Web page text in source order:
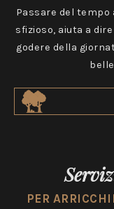
Passare del tempo
sfizioso, aiuta a
godere della
PER